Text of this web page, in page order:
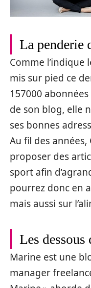
La penderie
Comme l’indique
mis sur pied ce
157000
de son blog, elle
ses bonnes
Au fil des
proposer des
sport afin
pourrez donc en
mais aussi sur
Les
Marine est une
manager